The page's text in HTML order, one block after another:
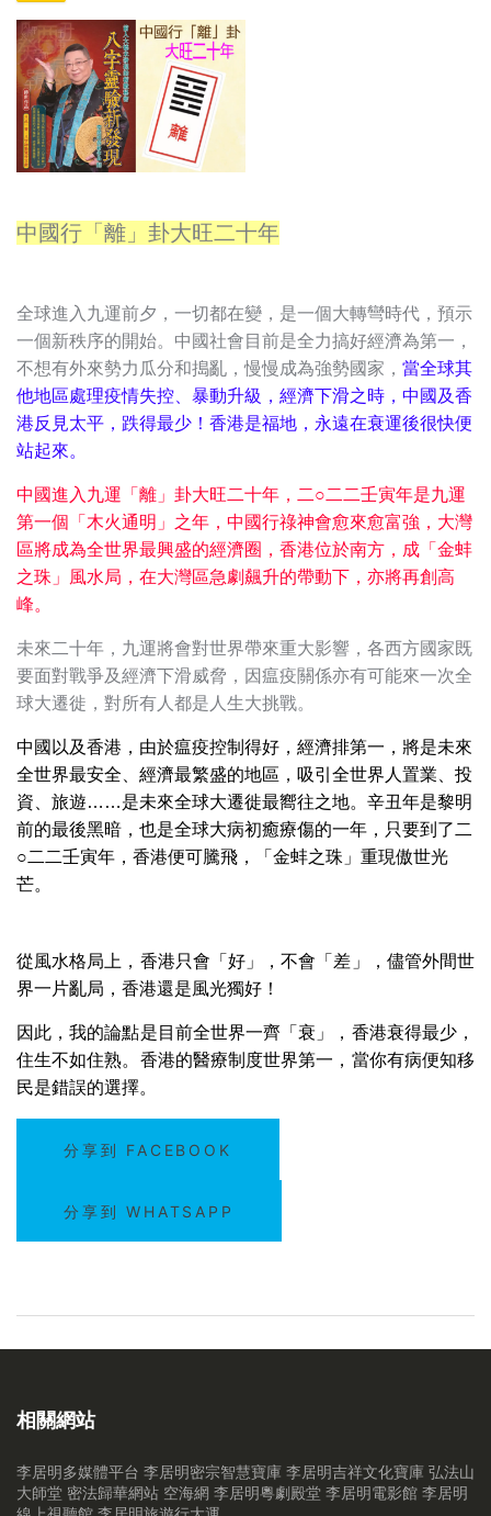
中國行「離」卦大旺二十年
全球進入九運前夕，一切都在變，是一個大轉彎時代，預示
一個新秩序的開始。中國社會目前是全力搞好經濟為第一，
不想有外來勢力瓜分和搗亂，慢慢成為強勢國家， 當全球其
他地區處理疫情失控、暴動升級，經濟下滑之時，中國及香
港反見太平，跌得最少！香港是福地，永遠在衰運後很快便
站起來。
中國進入九運「離」卦大旺二十年，二○二二壬寅年是九運
第一個「木火通明」之年，中國行祿神會愈來愈富強，大灣
區將成為全世界最興盛的經濟圈，香港位於南方，成「金蚌
之珠」風水局，在大灣區急劇飆升的帶動下，亦將再創高
峰。
未來二十年，九運將會對世界帶來重大影響，各西方國家既
要面對戰爭及經濟下滑威脅，因瘟疫關係亦有可能來一次全
球大遷徙，對所有人都是人生大挑戰。
中國以及香港，由於瘟疫控制得好，經濟排第一，將是未來
全世界最安全、經濟最繁盛的地區，吸引全世界人置業、投
資、旅遊……是未來全球大遷徙最嚮往之地。辛丑年是黎明
前的最後黑暗，也是全球大病初癒療傷的一年，只要到了二
○二二壬寅年，香港便可騰飛，「金蚌之珠」重現傲世光
芒。
從風水格局上，香港只會「好」，不會「差」，儘管外間世
界一片亂局，香港還是風光獨好！
因此，我的論點是目前全世界一齊「衰」，香港衰得最少，
住生不如住熟。香港的醫療制度世界第一，當你有病便知移
民是錯誤的選擇。
分享到 FACEBOOK
分享到 WHATSAPP
相關網站
李居明多媒體平台 李居明密宗智慧寶庫 李居明吉祥文化寶庫 弘法山
大師堂 密法歸華網站 空海網 李居明粵劇殿堂 李居明電影館 李居明